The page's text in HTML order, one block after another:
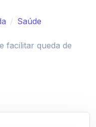
Saúde
facilitar queda de